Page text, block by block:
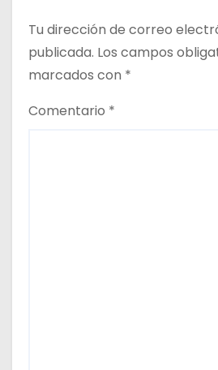
r
a
d
Tu dirección de correo
publicada. Los campos
marcados con *
Comentario *